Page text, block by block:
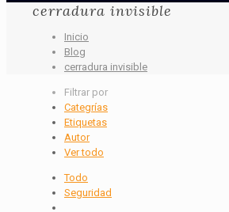
cerradura invisible
Inicio
Blog
cerradura invisible
Filtrar por
Categrías
Etiquetas
Autor
Ver todo
Todo
Seguridad